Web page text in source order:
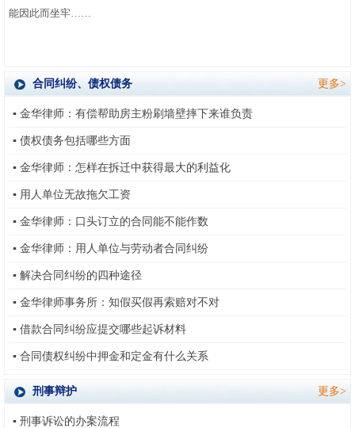
能因此而坐牢……
更多>
合同纠纷、债权债务
▪ 金华律师：有偿帮助房主粉刷墙壁摔下来谁负责
▪ 债权债务包括哪些方面
▪ 金华律师：怎样在拆迁中获得最大的利益化
▪ 用人单位无故拖欠工资
▪ 金华律师：口头订立的合同能不能作数
▪ 金华律师：用人单位与劳动者合同纠纷
▪ 解决合同纠纷的四种途径
▪ 金华律师事务所：知假买假再索赔对不对
▪ 借款合同纠纷应提交哪些起诉材料
▪ 合同债权纠纷中押金和定金有什么关系
更多>
刑事辩护
▪ 刑事诉讼的办案流程